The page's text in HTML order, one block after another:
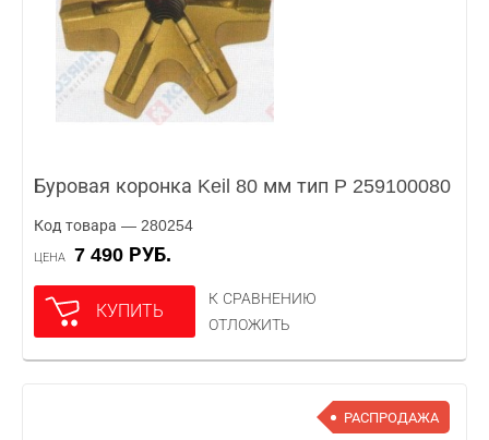
Буровая коронка Keil 80 мм тип P 259100080
Код товара — 280254
ЦЕНА 7 490 РУБ.
КУПИТЬ
К СРАВНЕНИЮ
ОТЛОЖИТЬ
РАСПРОДАЖА